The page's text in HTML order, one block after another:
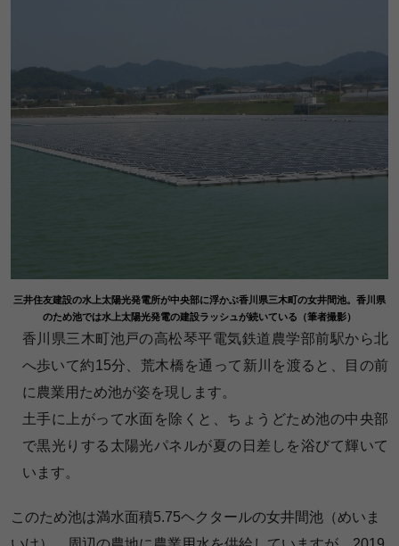
三井住友建設の水上太陽光発電所が中央部に浮かぶ香川県三木町の女井間池。香川県
のため池では水上太陽光発電の建設ラッシュが続いている（筆者撮影）
香川県三木町池戸の高松琴平電気鉄道農学部前駅から北
へ歩いて約15分、荒木橋を通って新川を渡ると、目の前
に農業用ため池が姿を現します。
土手に上がって水面を除くと、ちょうどため池の中央部
で黒光りする太陽光パネルが夏の日差しを浴びて輝いて
います。
このため池は満水面積5.75ヘクタールの女井間池（めいま